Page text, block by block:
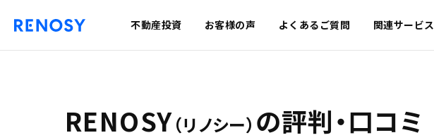
不動産投資 お客様の声 よくあるご質問 関連サービス
RENOSY（リノシー） の評判・口コミ